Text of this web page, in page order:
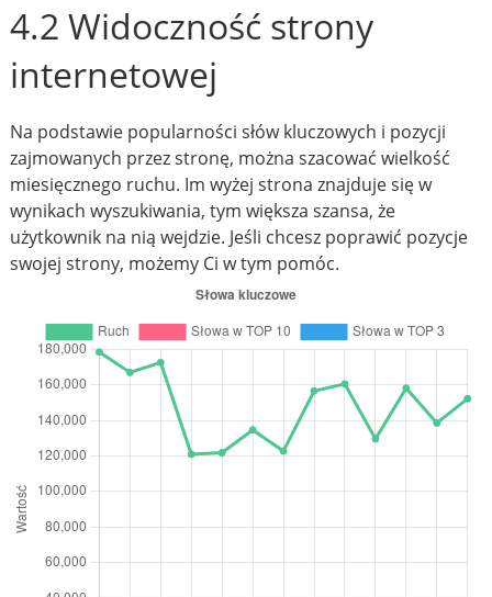
4.2 Widoczność strony
internetowej
Na podstawie popularności słów kluczowych i pozycji
zajmowanych przez stronę, można szacować wielkość
miesięcznego ruchu. Im wyżej strona znajduje się w
wynikach wyszukiwania, tym większa szansa, że
użytkownik na nią wejdzie. Jeśli chcesz poprawić pozycje
swojej strony, możemy Ci w tym pomóc.